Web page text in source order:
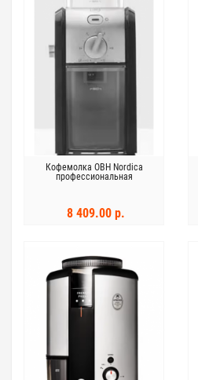
Кофемолка OBH Nordica
профессиональная
8 409.00 р.